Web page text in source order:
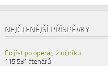
NEJČTENĚJŠÍ PŘÍSPĚVKY
Co jíst po operaci žlučníku -
115 531 čtenářů